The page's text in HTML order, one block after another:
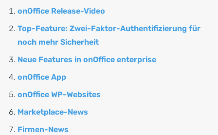
onOffice Release-Video
Top-Feature: Zwei-Faktor-Authentifizierung für
noch mehr Sicherheit
Neue Features in onOffice enterprise
onOffice App
onOffice WP-Websites
Marketplace-News
Firmen-News